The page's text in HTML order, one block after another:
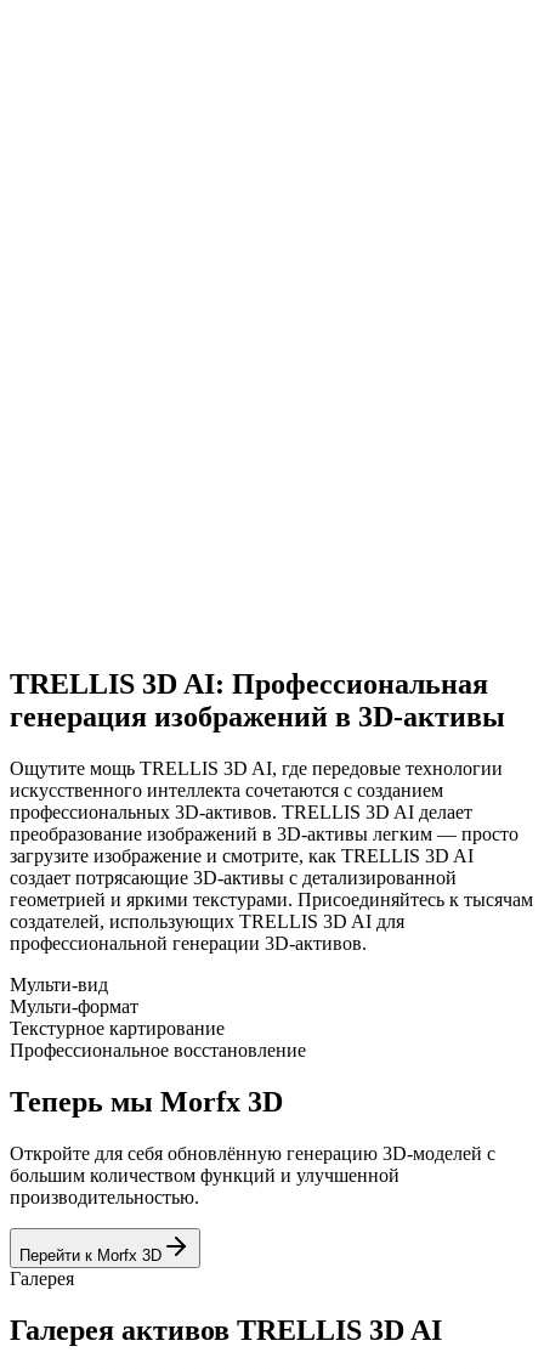
TRELLIS 3D AI: Профессиональная
генерация изображений в 3D-активы
Ощутите мощь TRELLIS 3D AI, где передовые технологии
искусственного интеллекта сочетаются с созданием
профессиональных 3D-активов. TRELLIS 3D AI делает
преобразование изображений в 3D-активы легким — просто
загрузите изображение и смотрите, как TRELLIS 3D AI
создает потрясающие 3D-активы с детализированной
геометрией и яркими текстурами. Присоединяйтесь к тысячам
создателей, использующих TRELLIS 3D AI для
профессиональной генерации 3D-активов.
Мульти-вид
Мульти-формат
Текстурное картирование
Профессиональное восстановление
Теперь мы Morfx 3D
Откройте для себя обновлённую генерацию 3D-моделей с
большим количеством функций и улучшенной
производительностью.
Перейти к Morfx 3D
Галерея
Галерея активов TRELLIS 3D AI